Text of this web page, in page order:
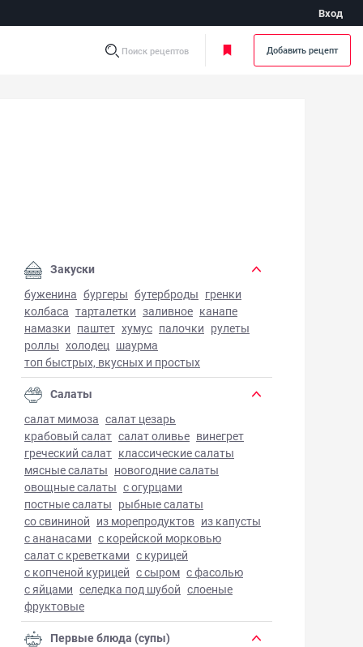
Вход
Поиск рецептов Добавить рецепт
с яйцом - фото готового блюда
Закуски
буженина бургеры бутерброды гренки
колбаса тарталетки заливное канапе
намазки паштет хумус палочки рулеты
роллы холодец шаурма
топ быстрых, вкусных и простых
Салаты
салат мимоза салат цезарь
крабовый салат салат оливье винегрет
греческий салат классические салаты
мясные салаты новогодние салаты
овощные салаты с огурцами
постные салаты рыбные салаты
со свининой из морепродуктов из капусты
с ананасами с корейской морковью
салат с креветками с курицей
с копченой курицей с сыром с фасолью
с яйцами селедка под шубой слоеные
фруктовые
Первые блюда (супы)